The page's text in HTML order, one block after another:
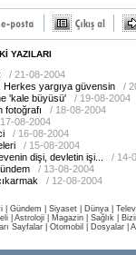
YAZILARI
/ 21-08-2004
Herkes yargıya güvensin
/
'kale büyüsü'
/ 19-08-2004
fotoğrafı
/ 18-08-2004
08-2004
/ 16-08-2004
/ 15-08-2004
dişi, devletin işi...
/ 14-
/ 13-08-2004
/ 12-08-2004
Gündem Siyaset Dünya |
Astroloji Magazin Sağlık
Sayfalar| Otomobil Dosyalar|